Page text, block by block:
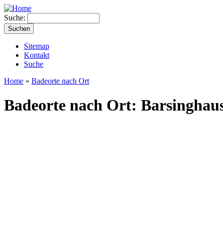
Suche:
Sitemap
Kontakt
Suche
Home » Badeorte nach Ort
Badeorte nach Ort: